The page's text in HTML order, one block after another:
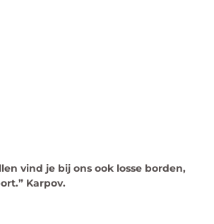
vind je bij ons ook losse borden,
Karpov.